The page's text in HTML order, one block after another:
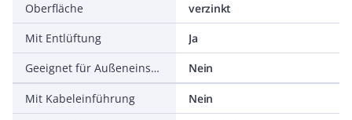
Oberfläche
verzinkt
Mit Entlüftung
Ja
Geeignet für Außeneinsatz
Nein
Mit Kabeleinführung
Nein